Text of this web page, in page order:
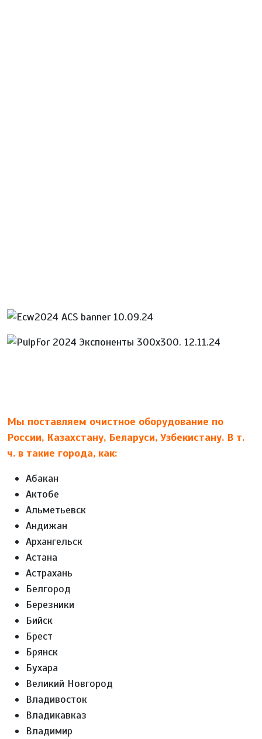
Мы поставляем очистное оборудование по
России, Казахстану, Беларуси, Узбекистану. В т.
ч. в такие города, как:
Абакан
Актобе
Альметьевск
Андижан
Архангельск
Астана
Астрахань
Белгород
Березники
Бийск
Брест
Брянск
Бухара
Великий Новгород
Владивосток
Владикавказ
Владимир